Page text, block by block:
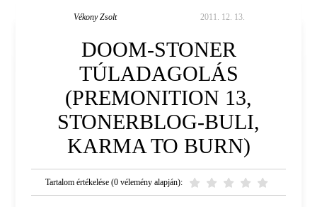
Vékony Zsolt 2011. 12. 13.
DOOM-STONER
TÚLADAGOLÁS
(PREMONITION 13,
STONERBLOG-BULI,
KARMA TO BURN)
Tartalom értékelése (0 vélemény alapján):